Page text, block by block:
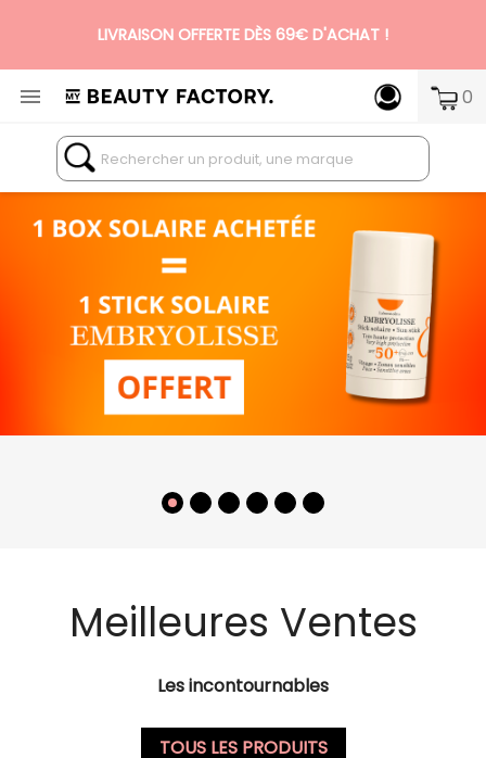
LIVRAISON OFFERTE DÈS 69€ D'ACHAT !
N°1 DES BOX BEAUTÉ PREMIUM SANS ENGAGEMENT
 0
Meilleures Ventes
Les incontournables
TOUS LES PRODUITS